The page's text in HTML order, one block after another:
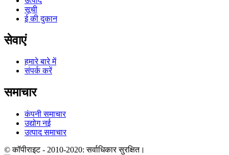
सूची
ई की दुकान
सेवाएं
हमारे बारे में
संपर्क करें
समाचार
कंपनी समाचार
उद्योग नई
उत्पाद समाचार
© कॉपीराइट - 2010-2020: सर्वाधिकार सुरक्षित।